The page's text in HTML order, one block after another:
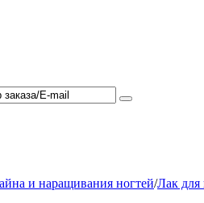
и наращивания ногтей/Лак для